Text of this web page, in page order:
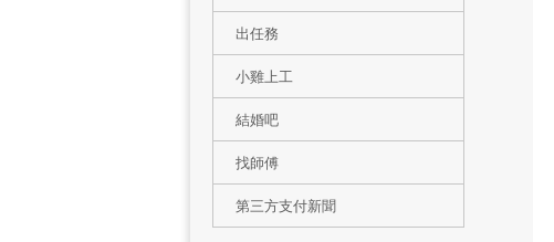
出任務
小雞上工
結婚吧
找師傅
第三方支付新聞